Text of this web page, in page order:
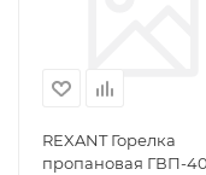
REXANT Горелка
пропановая ГВП-